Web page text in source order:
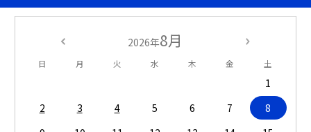
2026年8月
日 月 火 水 木 金 土
1
2
3 4 5 6 7
8